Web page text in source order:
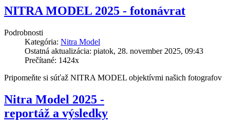
NITRA MODEL 2025 - fotonávrat
Podrobnosti
Kategória: Nitra Model
Ostatná aktualizácia: piatok, 28. november 2025, 09:43
Prečítané: 1424x
Pripomeňte si súťaž NITRA MODEL objektívmi našich fotografov
Nitra Model 2025 -
reportáž a výsledky